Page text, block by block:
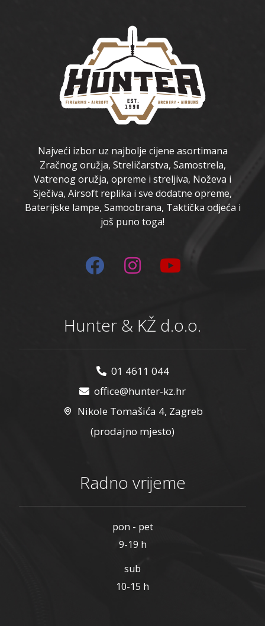
Najveći izbor uz najbolje cijene asortimana
Zračnog oružja, Streličarstva, Samostrela,
Vatrenog oružja, opreme i streljiva, Noževa i
Sječiva, Airsoft replika i sve dodatne opreme,
Baterijske lampe, Samoobrana, Taktička odjeća i
još puno toga!
Hunter & KŽ d.o.o.
01 4611 044
office@hunter-kz.hr
Nikole Tomašića 4, Zagreb
(prodajno mjesto)
Radno vrijeme
pon - pet
9-19 h
sub
10-15 h